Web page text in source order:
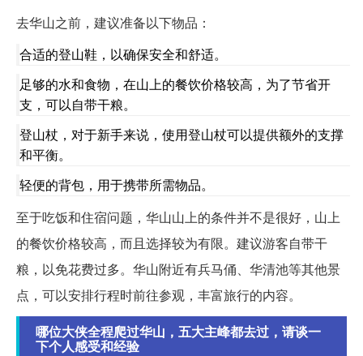
去华山之前，建议准备以下物品：
合适的登山鞋，以确保安全和舒适。
足够的水和食物，在山上的餐饮价格较高，为了节省开
支，可以自带干粮。
登山杖，对于新手来说，使用登山杖可以提供额外的支撑
和平衡。
轻便的背包，用于携带所需物品。
至于吃饭和住宿问题，华山山上的条件并不是很好，山上
的餐饮价格较高，而且选择较为有限。建议游客自带干
粮，以免花费过多。华山附近有兵马俑、华清池等其他景
点，可以安排行程时前往参观，丰富旅行的内容。
哪位大侠全程爬过华山，五大主峰都去过，请谈一
下个人感受和经验